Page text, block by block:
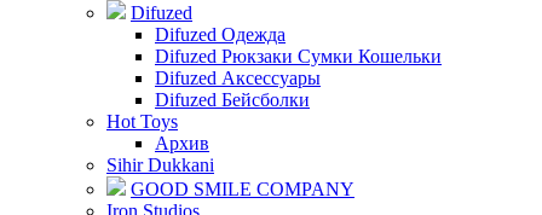
Difuzed
Difuzed Одежда
Difuzed Рюкзаки Сумки Кошельки
Difuzed Аксессуары
Difuzed Бейсболки
Hot Toys
Архив
Sihir Dukkani
GOOD SMILE COMPANY
Iron Studios